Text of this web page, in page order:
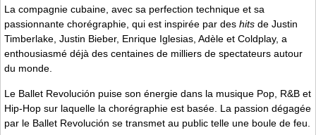
La compagnie cubaine, avec sa perfection technique et sa
passionnante chorégraphie, qui est inspirée par des hits de Justin
Timberlake, Justin Bieber, Enrique Iglesias, Adèle et Coldplay, a
enthousiasmé déjà des centaines de milliers de spectateurs autour
du monde.
Le Ballet Revolución puise son énergie dans la musique Pop, R&B et
Hip-Hop sur laquelle la chorégraphie est basée. La passion dégagée
par le Ballet Revolución se transmet au public telle une boule de feu.